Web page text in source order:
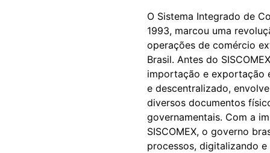
O Sistema Integrado de
1993, marcou uma
operações de comércio
Brasil. Antes do
importação e exportação
e descentralizado,
diversos documentos
governamentais. Com a
SISCOMEX, o governo
processos, digitalizando